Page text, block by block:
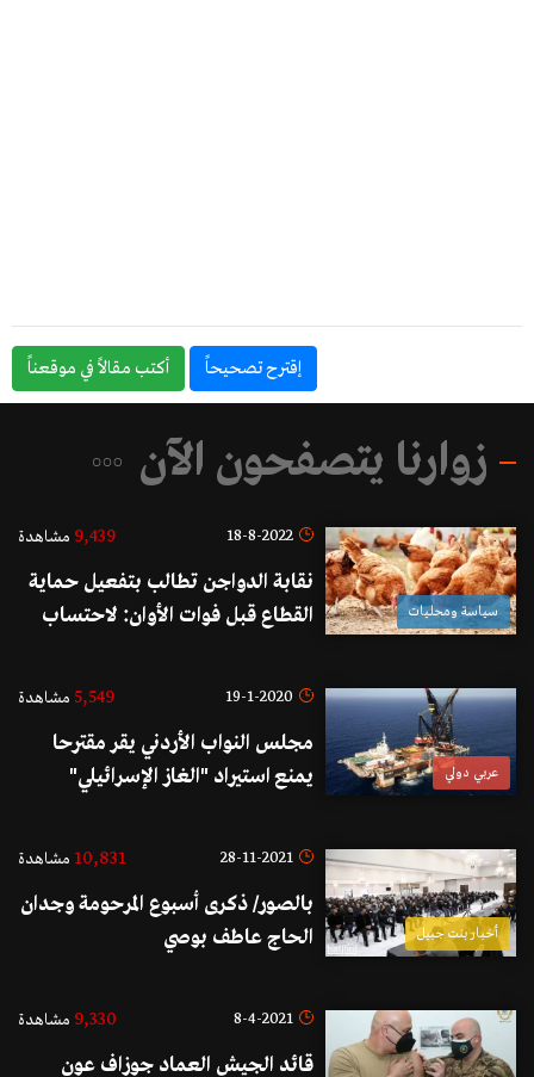
إقترح تصحيحاً أكتب مقالاً في موقعناً
زوارنا يتصفحون الآن
سياسة ومحليات
18-8-2022
9,439 مشاهدة
نقابة الدواجن تطالب بتفعيل حماية
القطاع قبل فوات الأوان: لاحتساب
على أساس صيرفة!
عربي دولي
19-1-2020
5,549 مشاهدة
مجلس النواب الأردني يقر مقترحا
يمنع استيراد "الغاز الإسرائيلي"
قانون
أخبار بنت جبيل
28-11-2021
10,831 مشاهدة
بالصور/ ذكرى أسبوع المرحومة وجدان
الحاج عاطف بوصي
8-4-2021
9,330 مشاهدة
قائد الجيش العماد جوزاف عون